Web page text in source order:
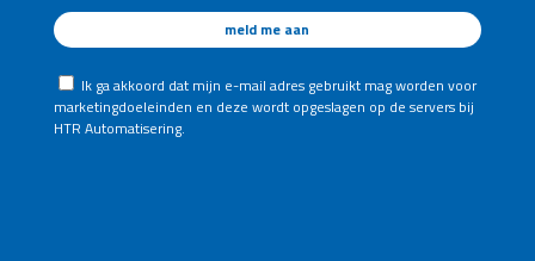
Ik ga akkoord dat mijn e-mail adres gebruikt mag worden voor
marketingdoeleinden en deze wordt opgeslagen op de servers bij
HTR Automatisering.